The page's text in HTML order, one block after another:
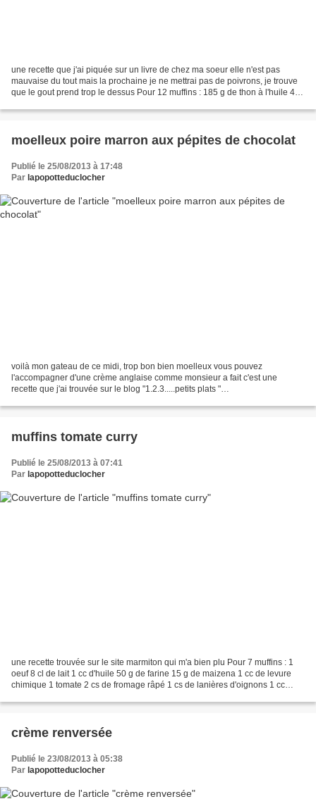
une recette que j'ai piquée sur un livre de chez ma soeur elle n'est pas
mauvaise du tout mais la prochaine je ne mettrai pas de poivrons, je trouve
que le gout prend trop le dessus Pour 12 muffins : 185 g de thon à l'huile 400
moelleux poire marron aux pépites de chocolat
Publié le 25/08/2013 à 17:48
Par lapopotteduclocher
voilà mon gateau de ce midi, trop bon bien moelleux vous pouvez
l'accompagner d'une crème anglaise comme monsieur a fait c'est une
recette que j'ai trouvée sur le blog "1.2.3.....petits plats "
muffins tomate curry
Publié le 25/08/2013 à 07:41
Par lapopotteduclocher
une recette trouvée sur le site marmiton qui m'a bien plu Pour 7 muffins : 1
oeuf 8 cl de lait 1 cc d'huile 50 g de farine 15 g de maizena 1 cc de levure
chimique 1 tomate 2 cs de fromage râpé 1 cs de lanières d'oignons 1 cc
crème renversée
Publié le 23/08/2013 à 05:38
Par lapopotteduclocher